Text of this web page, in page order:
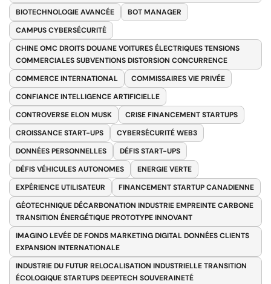
BIOTECHNOLOGIE AVANCÉE
BOT MANAGER
CAMPUS CYBERSÉCURITÉ
CHINE OMC DROITS DOUANE VOITURES ÉLECTRIQUES TENSIONS
COMMERCIALES SUBVENTIONS DISTORSION CONCURRENCE
COMMERCE INTERNATIONAL
COMMISSAIRES VIE PRIVÉE
CONFIANCE INTELLIGENCE ARTIFICIELLE
CONTROVERSE ELON MUSK
CRISE FINANCEMENT STARTUPS
CROISSANCE START-UPS
CYBERSÉCURITÉ WEB3
DONNÉES PERSONNELLES
DÉFIS START-UPS
DÉFIS VÉHICULES AUTONOMES
ENERGIE VERTE
EXPÉRIENCE UTILISATEUR
FINANCEMENT STARTUP CANADIENNE
GÉOTECHNIQUE DÉCARBONATION INDUSTRIE EMPREINTE CARBONE
TRANSITION ÉNERGÉTIQUE PROTOTYPE INNOVANT
IMAGINO LEVÉE DE FONDS MARKETING DIGITAL DONNÉES CLIENTS
EXPANSION INTERNATIONALE
INDUSTRIE DU FUTUR RELOCALISATION INDUSTRIELLE TRANSITION
ÉCOLOGIQUE STARTUPS DEEPTECH SOUVERAINETÉ